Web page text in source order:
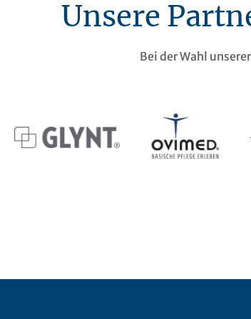
Unsere
Bei der Wahl